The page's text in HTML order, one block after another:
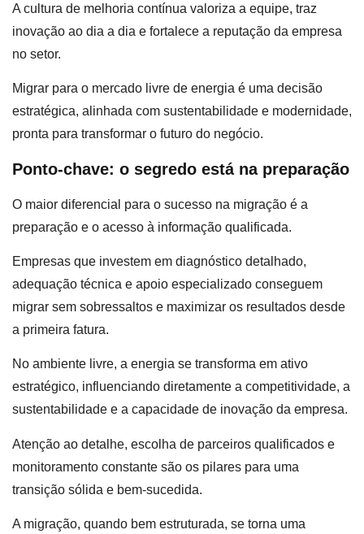
A cultura de melhoria contínua valoriza a equipe, traz
inovação ao dia a dia e fortalece a reputação da empresa
no setor.
Migrar para o mercado livre de energia é uma decisão
estratégica, alinhada com sustentabilidade e modernidade,
pronta para transformar o futuro do negócio.
Ponto-chave: o segredo está na preparação
O maior diferencial para o sucesso na migração é a
preparação e o acesso à informação qualificada.
Empresas que investem em diagnóstico detalhado,
adequação técnica e apoio especializado conseguem
migrar sem sobressaltos e maximizar os resultados desde
a primeira fatura.
No ambiente livre, a energia se transforma em ativo
estratégico, influenciando diretamente a competitividade, a
sustentabilidade e a capacidade de inovação da empresa.
Atenção ao detalhe, escolha de parceiros qualificados e
monitoramento constante são os pilares para uma
transição sólida e bem-sucedida.
A migração, quando bem estruturada, se torna uma